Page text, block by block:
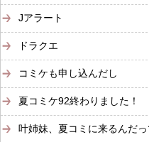
Jアラート
ドラクエ
コミケも申し込んだし
夏コミケ92終わりました！
叶姉妹、夏コミに来るんだ